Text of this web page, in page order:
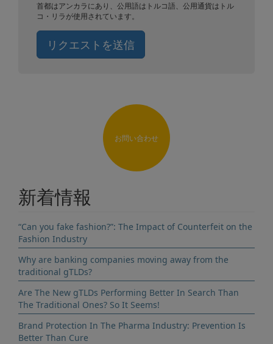
首都はアンカラにあり、公用語はトルコ語、公用通貨はトル
コ・リラが使用されています。
リクエストを送信
お問い合わせ
新着情報
“Can you fake fashion?”: The Impact of Counterfeit on the
Fashion Industry
Why are banking companies moving away from the
traditional gTLDs?
Are The New gTLDs Performing Better In Search Than
The Traditional Ones? So It Seems!
Brand Protection In The Pharma Industry: Prevention Is
Better Than Cure